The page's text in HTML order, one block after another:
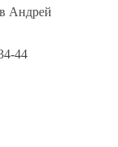
Андрей
44